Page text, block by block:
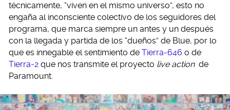
técnicamente, “viven en el mismo universo”, esto no
engaña al inconsciente colectivo de los seguidores del
programa, que marca siempre un antes y un después
con la llegada y partida de los “dueños” de Blue, por lo
que es innegable el sentimiento de Tierra-646 o de
Tierra-2 que nos transmite el proyecto live action de
Paramount.